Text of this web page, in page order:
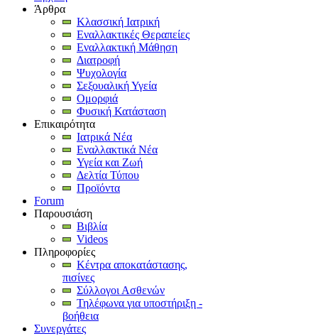
Άρθρα
Κλασσική Ιατρική
Εναλλακτικές Θεραπείες
Εναλλακτική Μάθηση
Διατροφή
Ψυχολογία
Σεξουαλική Υγεία
Ομορφιά
Φυσική Κατάσταση
Επικαιρότητα
Ιατρικά Νέα
Εναλλακτικά Νέα
Υγεία και Ζωή
Δελτία Τύπου
Προϊόντα
Forum
Παρουσιάση
Βιβλία
Videos
Πληροφορίες
Κέντρα αποκατάστασης,
πισίνες
Σύλλογοι Ασθενών
Τηλέφωνα για υποστήριξη -
βοήθεια
Συνεργάτες